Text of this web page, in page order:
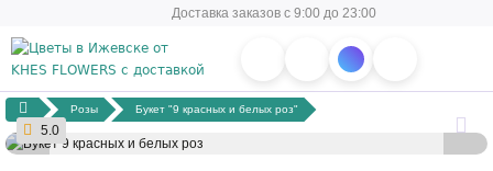
Доставка заказов с 9:00 до 23:00
Розы Букет "9 красных и белых роз"
5.0